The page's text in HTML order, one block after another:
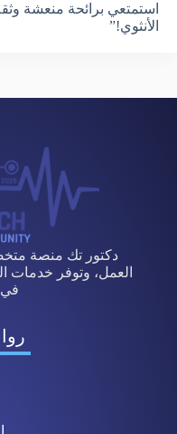
استمتعي برائحة منعشة
الأنثوي!”
دكتور تك منصة
العمل، وتوفر خدمات
في